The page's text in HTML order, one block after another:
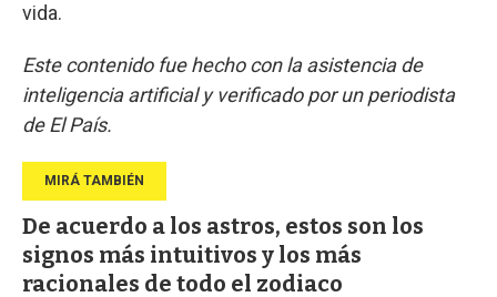
vida.
Este contenido fue hecho con la asistencia de
inteligencia artificial y verificado por un periodista
de El País.
De acuerdo a los astros, estos son los
signos más intuitivos y los más
racionales de todo el zodiaco